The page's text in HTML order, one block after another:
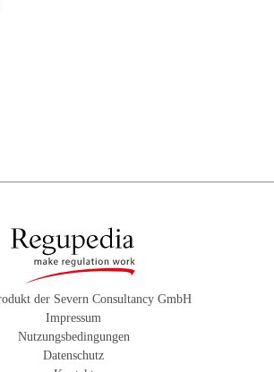
der Severn Consultancy GmbH
Impressum
Nutzungsbedingungen
Datenschutz